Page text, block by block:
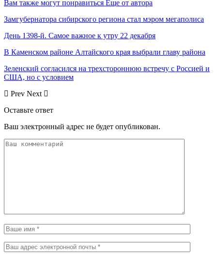
Вам также могут понравиться Еще от автора
Замгубернатора сибирского региона стал мэром мегаполиса
День 1398-й. Самое важное к утру 22 декабря
В Каменском районе Алтайского края выбрали главу района
Зеленский согласился на трехстороннюю встречу с Россией и
США, но с условием
Prev Next
Оставьте ответ
Ваш электронный адрес не будет опубликован.